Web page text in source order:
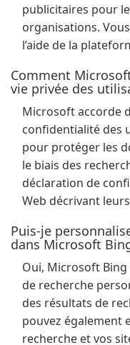
publicitaires pour
organisations.
l’aide de la
Comment
vie privée des
Microsoft accorde
confidentialité des
pour protéger les
le biais des
déclaration de
Web décrivant
Puis-je
dans Microsoft
Oui, Microsoft
de recherche
des résultats de
pouvez également
recherche et vos